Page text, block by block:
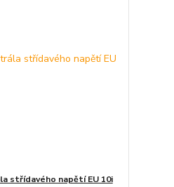
střídavého napětí EU 10i